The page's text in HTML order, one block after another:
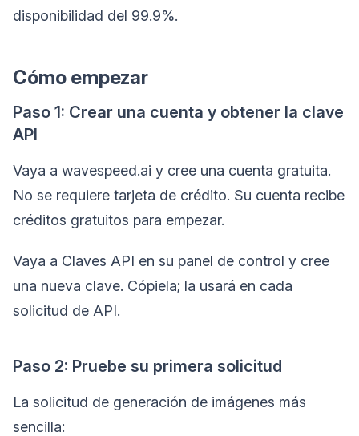
disponibilidad del 99.9%.
Cómo empezar
Paso 1: Crear una cuenta y obtener la clave
API
Vaya a wavespeed.ai y cree una cuenta gratuita.
No se requiere tarjeta de crédito. Su cuenta recibe
créditos gratuitos para empezar.
Vaya a Claves API en su panel de control y cree
una nueva clave. Cópiela; la usará en cada
solicitud de API.
Paso 2: Pruebe su primera solicitud
La solicitud de generación de imágenes más
sencilla: